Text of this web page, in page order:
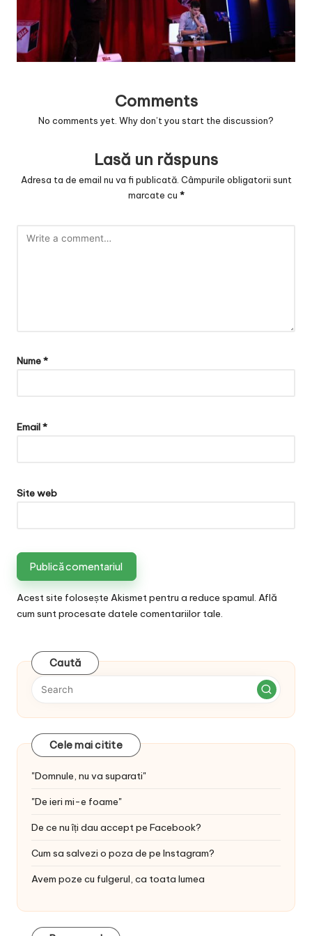
a
c
Comments
No comments yet. Why don’t you start the discussion?
Lasă un răspuns
Adresa ta de email nu va fi publicată. Câmpurile obligatorii sunt
marcate cu *
Nume*
Email*
Site web
Acest site folosește Akismet pentru a reduce spamul. Află
cum sunt procesate datele comentariilor tale.
Caută
Cele mai citite
"Domnule, nu va suparati"
"De ieri mi-e foame"
De ce nu îți dau accept pe Facebook?
Cum sa salvezi o poza de pe Instagram?
Avem poze cu fulgerul, ca toata lumea